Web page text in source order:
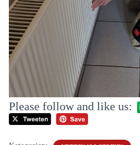
Please follow and like us: